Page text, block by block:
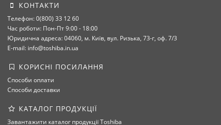
КОНТАКТИ
Телефон: 0(800) 33 12 60
Час роботи: Пон-Пт 9:00 - 18:00
Юридична адреса: 04060, м. Київ, вул. Ризька, 73-г, оф. 7/3
E-mail: info@toshiba.in.ua
КОРИСНІ ПОСИЛАННЯ
Способи оплати
Способи доставки
КАТАЛОГ ПРОДУКЦІЇ
Завантажити каталог продукції Toshiba